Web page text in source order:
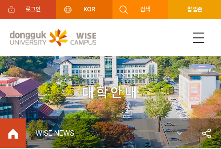
주메뉴 바로가기
푸터 바로가기
로그인 KOR 검색 팝업존
대학안내
WISE NEWS